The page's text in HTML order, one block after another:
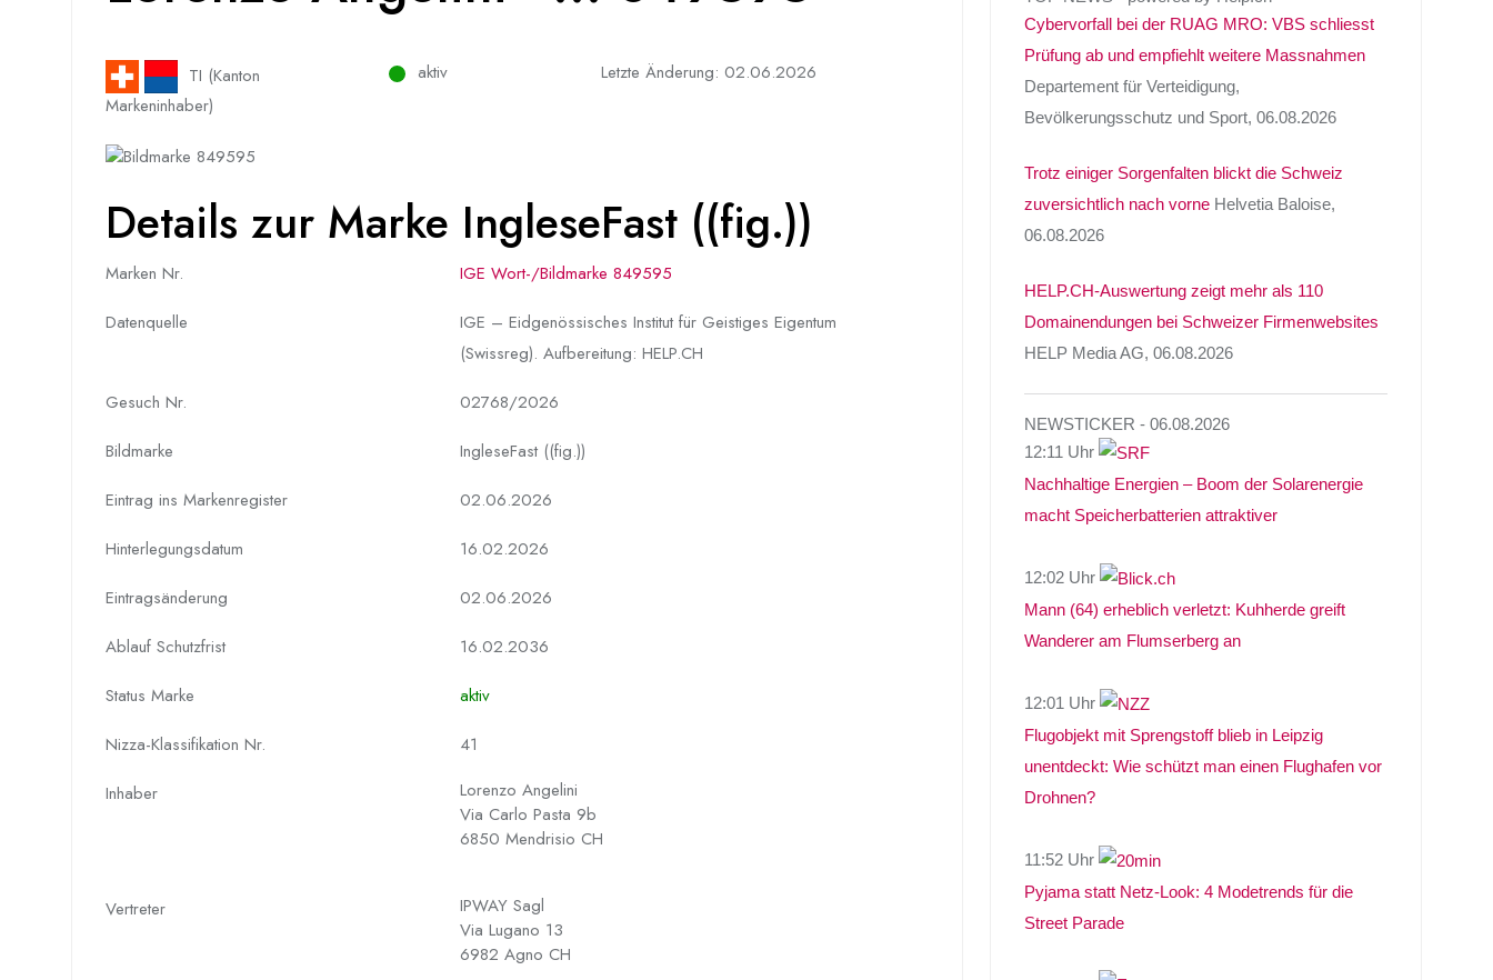
TI (Kanton
Markeninhaber)
aktiv Letzte Änderung: 02.06.2026
Details zur Marke IngleseFast ((fig.))
Marken Nr.
IGE Wort-/Bildmarke 849595
Datenquelle
IGE – Eidgenössisches Institut für Geistiges Eigentum
(Swissreg). Aufbereitung: HELP.CH
Gesuch Nr.
02768/2026
Bildmarke
IngleseFast ((fig.))
Eintrag ins Markenregister
02.06.2026
Hinterlegungs­datum
16.02.2026
Eintragsänderung
02.06.2026
Ablauf Schutzfrist
16.02.2036
Status Marke
aktiv
Nizza-Klassifikation Nr.
41
Inhaber
Lorenzo Angelini
Via Carlo Pasta 9b
6850 Mendrisio CH
Vertreter
IPWAY Sagl
Via Lugano 13
6982 Agno CH